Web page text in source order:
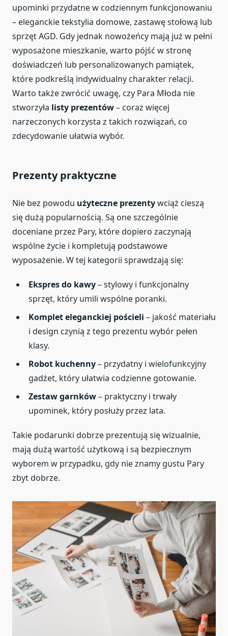
upominki przydatne w codziennym funkcjonowaniu
– eleganckie tekstylia domowe, zastawę stołową lub
sprzęt AGD. Gdy jednak nowożeńcy mają już w pełni
wyposażone mieszkanie, warto pójść w stronę
doświadczeń lub personalizowanych pamiątek,
które podkreślą indywidualny charakter relacji.
Warto także zwrócić uwagę, czy Para Młoda nie
stworzyła listy prezentów– coraz więcej
narzeczonych korzysta z takich rozwiązań, co
zdecydowanie ułatwia wybór.
Prezenty praktyczne
Nie bez powodu użyteczne prezentywciąż cieszą
się dużą popularnością. Są one szczególnie
doceniane przez Pary, które dopiero zaczynają
wspólne życie i kompletują podstawowe
wyposażenie. W tej kategorii sprawdzają się:
Ekspres do kawy– stylowy i funkcjonalny
sprzęt, który umili wspólne poranki.
Komplet eleganckiej pościeli – jakość materiału
i design czynią z tego prezentu wybór pełen
klasy.
Robot kuchenny– przydatny i wielofunkcyjny
gadżet, który ułatwia codzienne gotowanie.
Zestaw garnków– praktyczny i trwały
upominek, który posłuży przez lata.
Takie podarunki dobrze prezentują się wizualnie,
mają dużą wartość użytkową i są bezpiecznym
wyborem w przypadku, gdy nie znamy gustu Pary
zbyt dobrze.